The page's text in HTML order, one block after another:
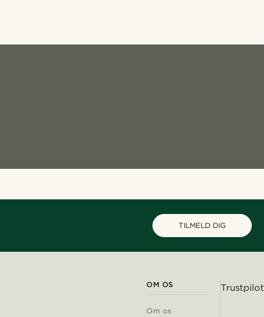
TILMELD DIG
OM OS
Om os
Trustpilot